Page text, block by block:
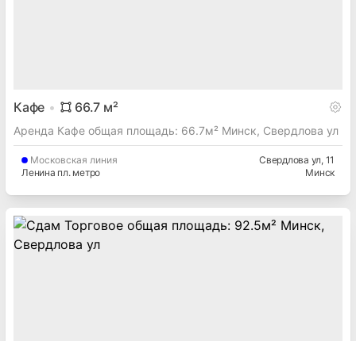
Кафе 66.7 м²
Аренда Кафе общая площадь: 66.7м² Минск, Свердлова ул
Московская линия
Ленина пл. метро
Свердлова ул, 11
Минск